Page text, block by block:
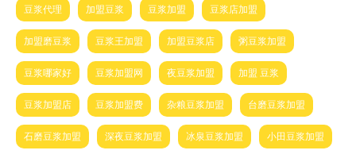
豆浆代理 加盟豆浆 豆浆加盟 豆浆店加盟
加盟磨豆浆 豆浆王加盟 加盟豆浆店 粥豆浆加盟
豆浆哪家好 豆浆加盟网 夜豆浆加盟 加盟 豆浆
豆浆加盟店 豆浆加盟费 杂粮豆浆加盟 台磨豆浆加盟
石磨豆浆加盟 深夜豆浆加盟 冰泉豆浆加盟 小田豆浆加盟